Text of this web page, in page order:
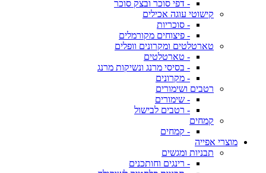
- דפי סוכר ובצק סוכר
קישוטי עוגה אכילים
- סוכריות
- פיצוחים מקורמלים
טארטלטים ומקרונים וופלים
- טארטלטים
- בסיסי מרנג ונשיקות מרנג
- מקרונים
רטבים ושימורים
- שימורים
- רטבים לבישול
קמחים
- קמחים
מוצרי אפייה
תבניות ומגשים
- רינגים וחותכנים